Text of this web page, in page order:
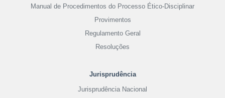
Manual de Procedimentos do Processo Ético-Disciplinar
Provimentos
Regulamento Geral
Resoluções
Jurisprudência
Jurisprudência Nacional